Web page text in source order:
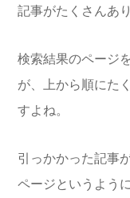
記事がたくさんあ
検索結果のページ
が、上から順にた
すよね。
引っかかった記事
ページというよう